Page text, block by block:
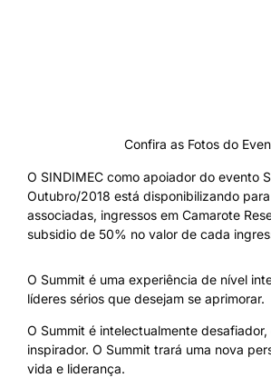
Confira as Fotos do
O SINDIMEC como apoiador do evento
Outubro/2018 está disponibilizando
associadas, ingressos em Camarote
subsidio de 50% no valor de cada
O Summit é uma experiência de nível
líderes sérios que desejam se aprimorar.
O Summit é intelectualmente
inspirador. O Summit trará uma nova
vida e liderança.